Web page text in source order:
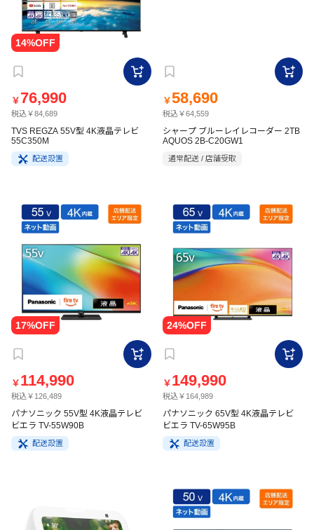
￥ 76,990
税込￥84,689
TVS REGZA 55V型 4K液晶テレビ
55C350M
配送設置
￥58,690
税込￥64,559
シャープ ブルーレイレコーダー 2TB
AQUOS 2B-C20GW1
通常配送 / 店舗受取
￥ 114,990
税込￥126,489
パナソニック 55V型 4K液晶テレビ
ビエラ TV-55W90B
配送設置
￥ 149,990
税込￥164,989
パナソニック 65V型 4K液晶テレビ
ビエラ TV-65W95B
配送設置